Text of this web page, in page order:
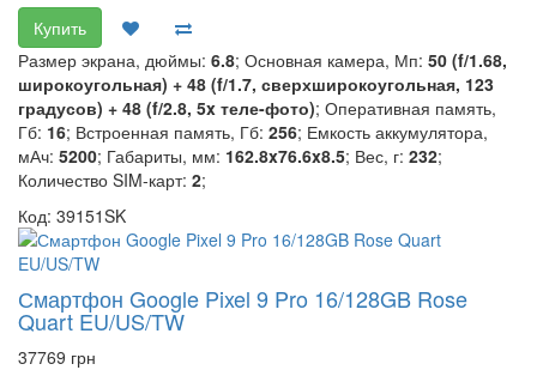
Купить
Размер экрана, дюймы: 6.8; Основная камера, Мп: 50 (f/1.68,
широкоугольная) + 48 (f/1.7, сверхширокоугольная, 123
градусов) + 48 (f/2.8, 5x теле-фото); Оперативная память,
Гб: 16; Встроенная память, Гб: 256; Емкость аккумулятора,
мАч: 5200; Габариты, мм: 162.8x76.6x8.5; Вес, г: 232;
Количество SIM-карт: 2;
Код: 39151SK
Смартфон Google Pixel 9 Pro 16/128GB Rose
Quart EU/US/TW
37769 грн